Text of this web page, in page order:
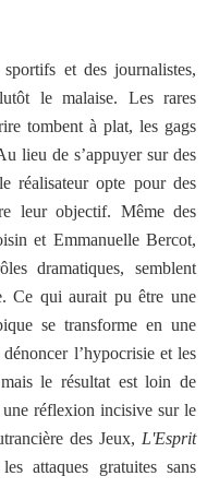
et des journalistes,
le malaise. Les rares
tombent à plat, les gags
lieu de s’appuyer sur des
réalisateur opte pour des
leur objectif. Même des
et Emmanuelle Bercot,
dramatiques, semblent
Ce qui aurait pu être une
se transforme en une
l’hypocrisie et les
le résultat est loin de
réflexion incisive sur le
des Jeux, L'Esprit
attaques gratuites sans